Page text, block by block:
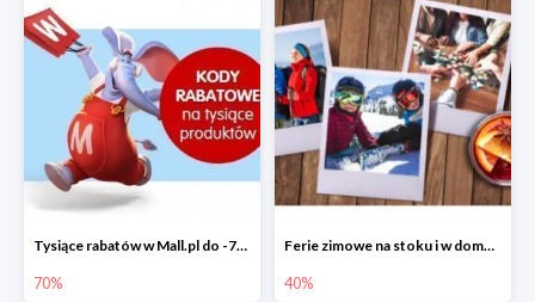
Tysiące rabatów w Mall.pl do -70%
70%
Ferie zimowe na stoku i w domu w Mall.pl do -40%
40%